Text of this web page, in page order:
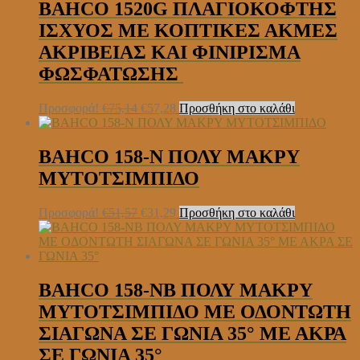
BAHCO 1520G ΠΛΑΓΙΟΚΟΦΤΗΣ
ΙΣΧΥΟΣ ΜΕ ΚΟΠΤΙΚΕΣ ΑΚΜΕΣ
ΑΚΡΙΒΕΙΑΣ ΚΑΙ ΦΙΝΙΡΙΣΜΑ
ΦΩΣΦΑΤΩΣΗΣ
Προσφορά! €75,14 Original
price
€75,14.
€57,28 Η
τρέχουσα
είναι:
€57,28.
Προσθήκη στο καλάθι
BAHCO 158-N ΠΟΛΥ ΜΑΚΡΥ
ΜΥΤΟΤΣΙΜΠΙΔΟ
Προσφορά! €51,57 Original
price
was:
€31,29Η
τρέχουσα
τιμή
Προσθήκη στο καλάθι
BAHCO 158-NB ΠΟΛΥ ΜΑΚΡΥ
ΜΥΤΟΤΣΙΜΠΙΔΟ ΜΕ ΟΔΟΝΤΩΤΗ
ΣΙΑΓΩΝΑ ΣΕ ΓΩΝΙΑ 35° ΜΕ ΑΚΡΑ
ΣΕ ΓΩΝΙΑ 35°